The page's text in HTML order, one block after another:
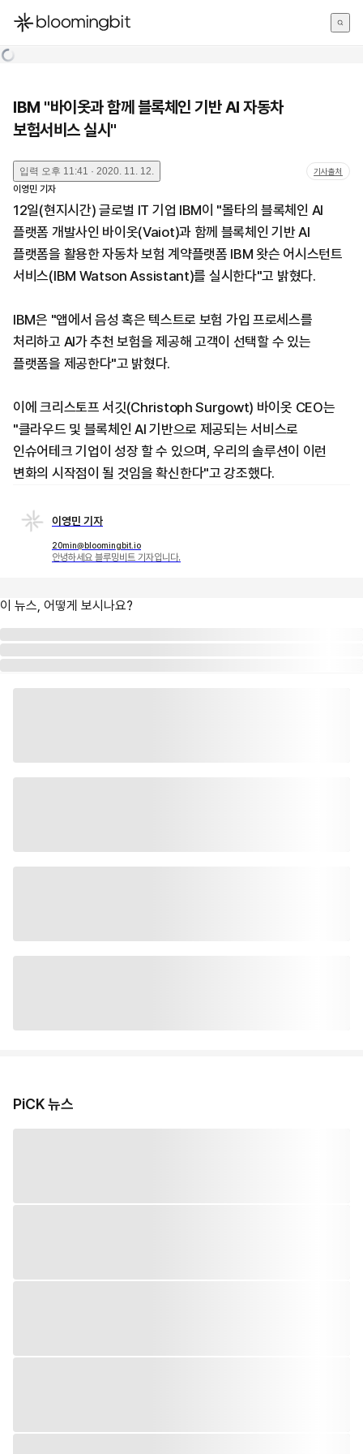
한국어
IBM "바이옷과 함께 블록체인 기반 AI 자동차
보험서비스 실시"
입력 오후 11:41 · 2020. 11. 12. 기사출처
이영민 기자
12일(현지시간) 글로벌 IT 기업 IBM이 "몰타의 블록체인 AI
플랫폼 개발사인 바이옷(Vaiot)과 함께 블록체인 기반 AI
플랫폼을 활용한 자동차 보험 계약플랫폼 IBM 왓슨 어시스턴트
서비스(IBM Watson Assistant)를 실시한다"고 밝혔다.
IBM은 "앱에서 음성 혹은 텍스트로 보험 가입 프로세스를
처리하고 AI가 추천 보험을 제공해 고객이 선택할 수 있는
플랫폼을 제공한다"고 밝혔다.
이에 크리스토프 서깃(Christoph Surgowt) 바이옷 CEO는
"클라우드 및 블록체인 AI 기반으로 제공되는 서비스로
인슈어테크 기업이 성장 할 수 있으며, 우리의 솔루션이 이런
변화의 시작점이 될 것임을 확신한다"고 강조했다.
이영민 기자
20min@bloomingbit.io
안녕하세요 블루밍비트 기자입니다.
이 뉴스, 어떻게 보시나요?
PiCK 뉴스